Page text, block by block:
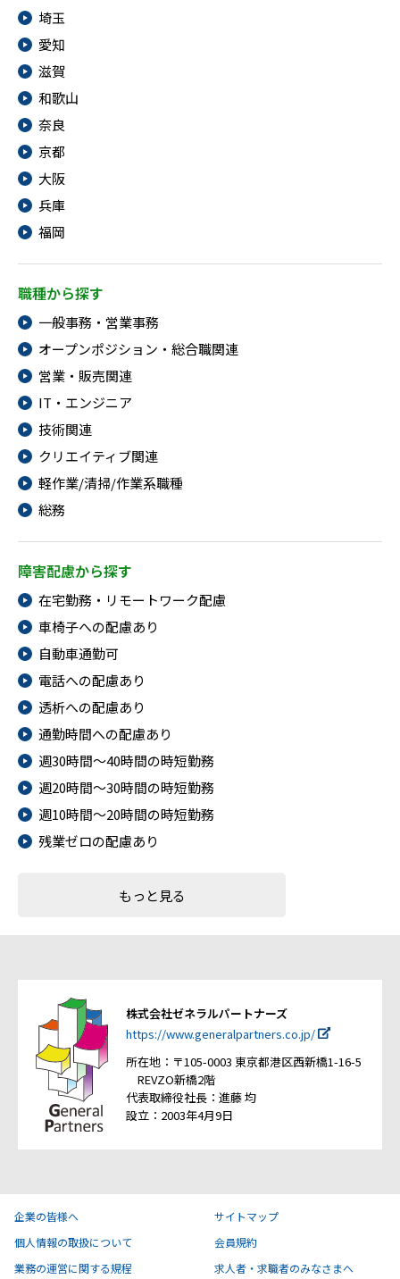
埼玉
愛知
滋賀
和歌山
奈良
京都
大阪
兵庫
福岡
職種から探す
一般事務・営業事務
オープンポジション・総合職関連
営業・販売関連
IT・エンジニア
技術関連
クリエイティブ関連
軽作業/清掃/作業系職種
総務
障害配慮から探す
在宅勤務・リモートワーク配慮
車椅子への配慮あり
自動車通勤可
電話への配慮あり
透析への配慮あり
通勤時間への配慮あり
週30時間～40時間の時短勤務
週20時間～30時間の時短勤務
週10時間～20時間の時短勤務
残業ゼロの配慮あり
もっと見る
株式会社ゼネラルパートナーズ
https://www.generalpartners.co.jp/
所在地：〒105-0003 東京都港区西新橋1-16-5
REVZO新橋2階
代表取締役社長：進藤 均
設立：2003年4月9日
企業の皆様へ
サイトマップ
個人情報の取扱について
会員規約
業務の運営に関する規程
求人者・求職者のみなさまへ